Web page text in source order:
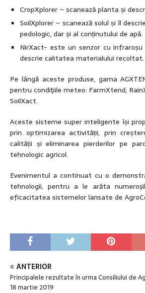
CropXplorer – scanează planta și
SoilXplorer – scanează solul și îl
pedologic, dar și al conținutului de apă.
NirXact- este un senzor cu
descrie calitatea materialului recoltat.
Pe lângă aceste produse, gama
pentru condiţiile meteo: FarmXtend,
SoilXact.
Aceste sisteme super inteligente își
prin optimizarea activității, prin
calității și eliminarea pierderilor pe
tehnologic agricol.
Evenimentul a continuat cu o
tehnologii, pentru a le arăta
eficacitatea sistemelor lansate de
ANTERIOR
Principalele rezultate în urma Consiliului de
18 martie 2019